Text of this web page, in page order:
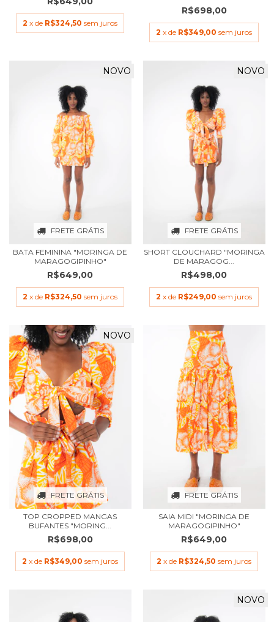
2 x de R$324,50 sem juros
R$698,00
2 x de R$349,00 sem juros
FRETE GRÁTIS
NOVO
BATA FEMININA "MORINGA DE
MARAGOGIPINHO"
R$649,00
2 x de R$324,50 sem juros
FRETE GRÁTIS
NOVO
SHORT CLOUCHARD "MORINGA
DE MARAGOG...
R$498,00
2 x de R$249,00 sem juros
FRETE GRÁTIS
NOVO
TOP CROPPED MANGAS
BUFANTES "MORING...
R$698,00
2 x de R$349,00 sem juros
FRETE GRÁTIS
SAIA MIDI "MORINGA DE
MARAGOGIPINHO"
R$649,00
2 x de R$324,50 sem juros
NOVO